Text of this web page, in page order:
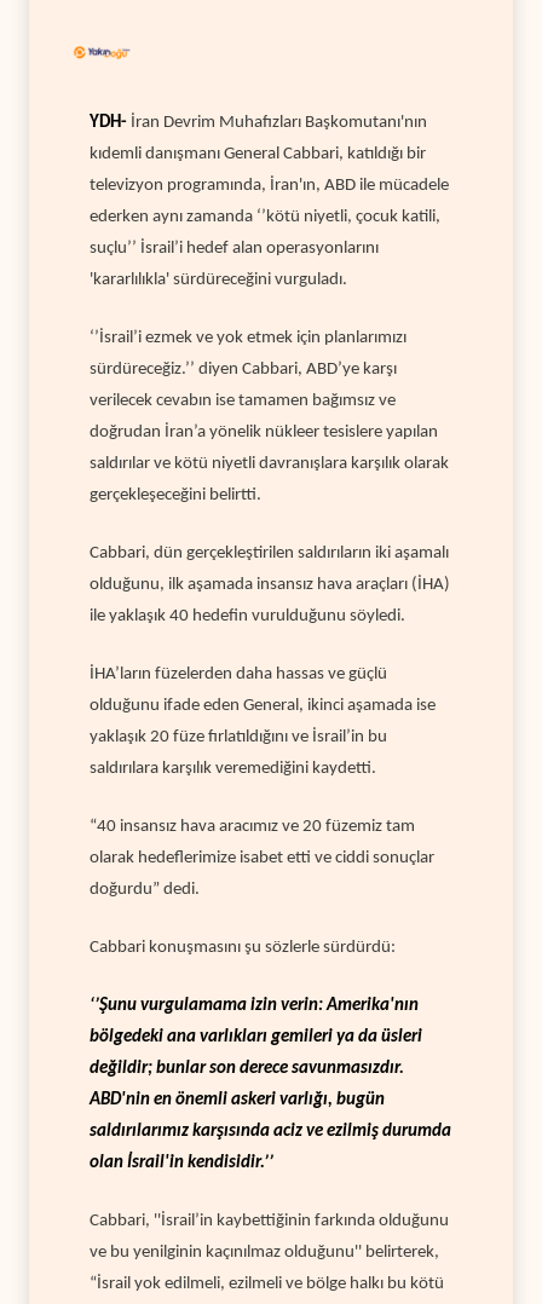
YDH- İran Devrim Muhafızları Başkomutanı'nın
kıdemli danışmanı General Cabbari, katıldığı bir
televizyon programında, İran'ın, ABD ile mücadele
ederken aynı zamanda ‘’kötü niyetli, çocuk katili,
suçlu’’ İsrail’i hedef alan operasyonlarını
'kararlılıkla' sürdüreceğini vurguladı.
‘’İsrail’i ezmek ve yok etmek için planlarımızı
sürdüreceğiz.’’ diyen Cabbari, ABD’ye karşı
verilecek cevabın ise tamamen bağımsız ve
doğrudan İran’a yönelik nükleer tesislere yapılan
saldırılar ve kötü niyetli davranışlara karşılık olarak
gerçekleşeceğini belirtti.
Cabbari, dün gerçekleştirilen saldırıların iki aşamalı
olduğunu, ilk aşamada insansız hava araçları (İHA)
ile yaklaşık 40 hedefin vurulduğunu söyledi.
İHA’ların füzelerden daha hassas ve güçlü
olduğunu ifade eden General, ikinci aşamada ise
yaklaşık 20 füze fırlatıldığını ve İsrail’in bu
saldırılara karşılık veremediğini kaydetti.
“40 insansız hava aracımız ve 20 füzemiz tam
olarak hedeflerimize isabet etti ve ciddi sonuçlar
doğurdu” dedi.
Cabbari konuşmasını şu sözlerle sürdürdü:
‘’Şunu vurgulamama izin verin: Amerika'nın
bölgedeki ana varlıkları gemileri ya da üsleri
değildir; bunlar son derece savunmasızdır.
ABD'nin en önemli askeri varlığı, bugün
saldırılarımız karşısında aciz ve ezilmiş durumda
olan İsrail'in kendisidir.’’
Cabbari, ''İsrail’in kaybettiğinin farkında olduğunu
ve bu yenilginin kaçınılmaz olduğunu'' belirterek,
“İsrail yok edilmeli, ezilmeli ve bölge halkı bu kötü